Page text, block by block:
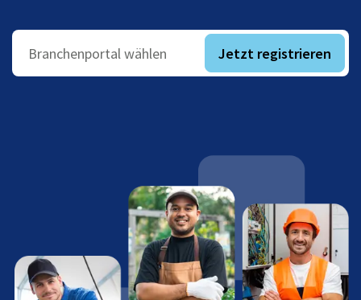
Branchenportal wählen Jetzt registrieren